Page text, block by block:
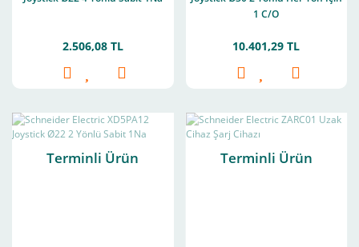
2.506,08 TL
1 C/O
10.401,29 TL
Terminli Ürün Terminli Ürün